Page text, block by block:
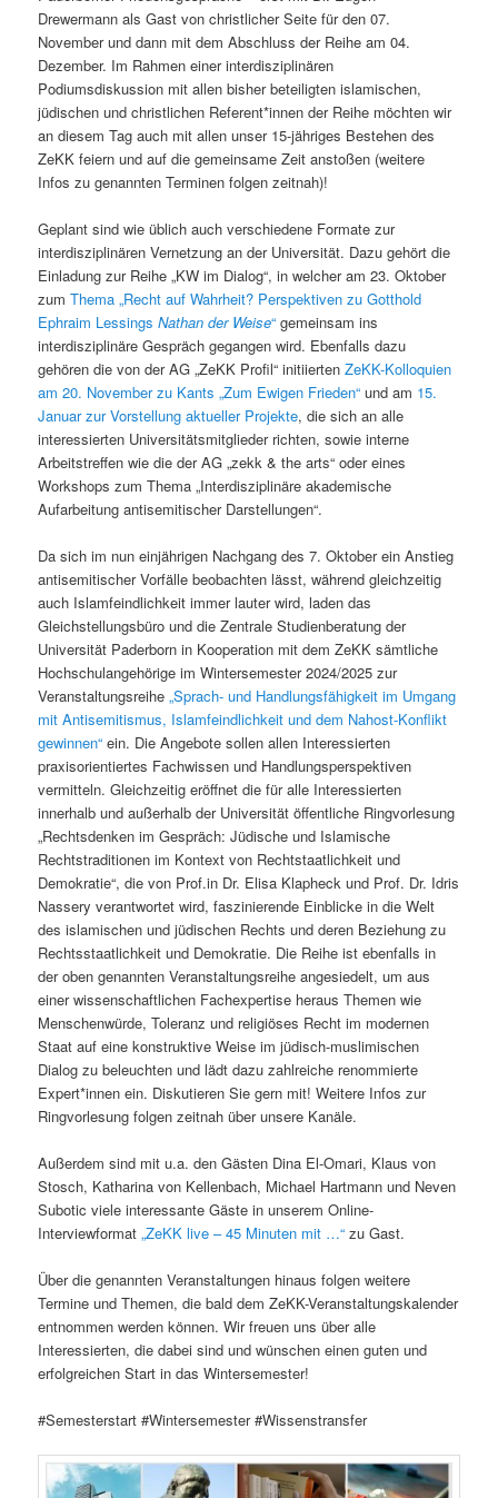
Drewermann als Gast von christlicher Seite für den 07.
November und dann mit dem Abschluss der Reihe am 04.
Dezember. Im Rahmen einer interdisziplinären
Podiumsdiskussion mit allen bisher beteiligten islamischen,
jüdischen und christlichen Referent*innen der Reihe möchten wir
an diesem Tag auch mit allen unser 15-jähriges Bestehen des
ZeKK feiern und auf die gemeinsame Zeit anstoßen (weitere
Infos zu genannten Terminen folgen zeitnah)!
Geplant sind wie üblich auch verschiedene Formate zur
interdisziplinären Vernetzung an der Universität. Dazu gehört die
Einladung zur Reihe „KW im Dialog“, in welcher am 23. Oktober
zumThema „Recht auf Wahrheit? Perspektiven zu Gotthold
Ephraim LessingsNathan der Weise“ gemeinsam ins
interdisziplinäre Gespräch gegangen wird. Ebenfalls dazu
gehören die von der AG „ZeKK Profil“ initiiertenZeKK-Kolloquien
am 20. November zu Kants „Zum Ewigen Frieden“ und am 15.
Januar zur Vorstellung aktueller Projekte, die sich an alle
interessierten Universitätsmitglieder richten, sowie interne
Arbeitstreffen wie die der AG „zekk & the arts“ oder eines
Workshops zum Thema „Interdisziplinäre akademische
Aufarbeitung antisemitischer Darstellungen“.
Da sich im nun einjährigen Nachgang des 7. Oktober ein Anstieg
antisemitischer Vorfälle beobachten lässt, während gleichzeitig
auch Islamfeindlichkeit immer lauter wird, laden das
Gleichstellungsbüro und die Zentrale Studienberatung der
Universität Paderborn in Kooperation mit dem ZeKK sämtliche
Hochschulangehörige im Wintersemester 2024/2025 zur
Veranstaltungsreihe„Sprach- und Handlungsfähigkeit im Umgang
mit Antisemitismus, Islamfeindlichkeit und dem Nahost-Konflikt
gewinnen“ ein. Die Angebote sollen allen Interessierten
praxisorientiertes Fachwissen und Handlungsperspektiven
vermitteln. Gleichzeitig eröffnet die für alle Interessierten
innerhalb und außerhalb der Universität öffentliche Ringvorlesung
„Rechtsdenken im Gespräch: Jüdische und Islamische
Rechtstraditionen im Kontext von Rechtstaatlichkeit und
Demokratie“, die von Prof.in Dr. Elisa Klapheck und Prof. Dr. Idris
Nassery verantwortet wird, faszinierende Einblicke in die Welt
des islamischen und jüdischen Rechts und deren Beziehung zu
Rechtsstaatlichkeit und Demokratie. Die Reihe ist ebenfalls in
der oben genannten Veranstaltungsreihe angesiedelt, um aus
einer wissenschaftlichen Fachexpertise heraus Themen wie
Menschenwürde, Toleranz und religiöses Recht im modernen
Staat auf eine konstruktive Weise im jüdisch-muslimischen
Dialog zu beleuchten und lädt dazu zahlreiche renommierte
Expert*innen ein. Diskutieren Sie gern mit! Weitere Infos zur
Ringvorlesung folgen zeitnah über unsere Kanäle.
Außerdem sind mit u.a. den Gästen Dina El-Omari, Klaus von
Stosch, Katharina von Kellenbach, Michael Hartmann und Neven
Subotic viele interessante Gäste in unserem Online-
Interviewformat„ZeKK live – 45 Minuten mit …“ zu Gast.
Über die genannten Veranstaltungen hinaus folgen weitere
Termine und Themen, die bald dem ZeKK-Veranstaltungskalender
entnommen werden können. Wir freuen uns über alle
Interessierten, die dabei sind und wünschen einen guten und
erfolgreichen Start in das Wintersemester!
#Semesterstart #Wintersemester #Wissenstransfer